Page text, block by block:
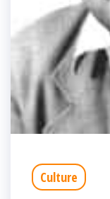
Culture